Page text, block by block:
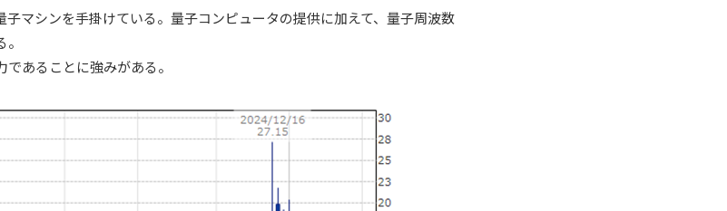
マシンを手掛けている。量子コンピュータの提供に加えて、量子周波数
あることに強みがある。